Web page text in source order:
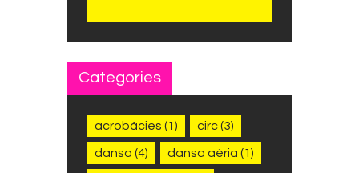
Categories
acrobàcies (1) circ(3)
dansa (4) dansa aèria (1)